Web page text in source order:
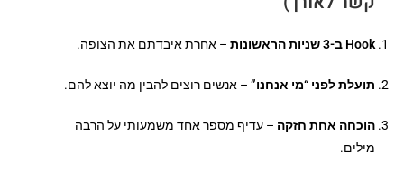
Hook ב-3 שניות הראשונות – אחרת איבדתם את הצופה.
תועלת לפני “מי אנחנו” – אנשים רוצים להבין מה יוצא להם.
הוכחה אחת חזקה – עדיף מספר אחד משמעותי על הרבה
מילים.